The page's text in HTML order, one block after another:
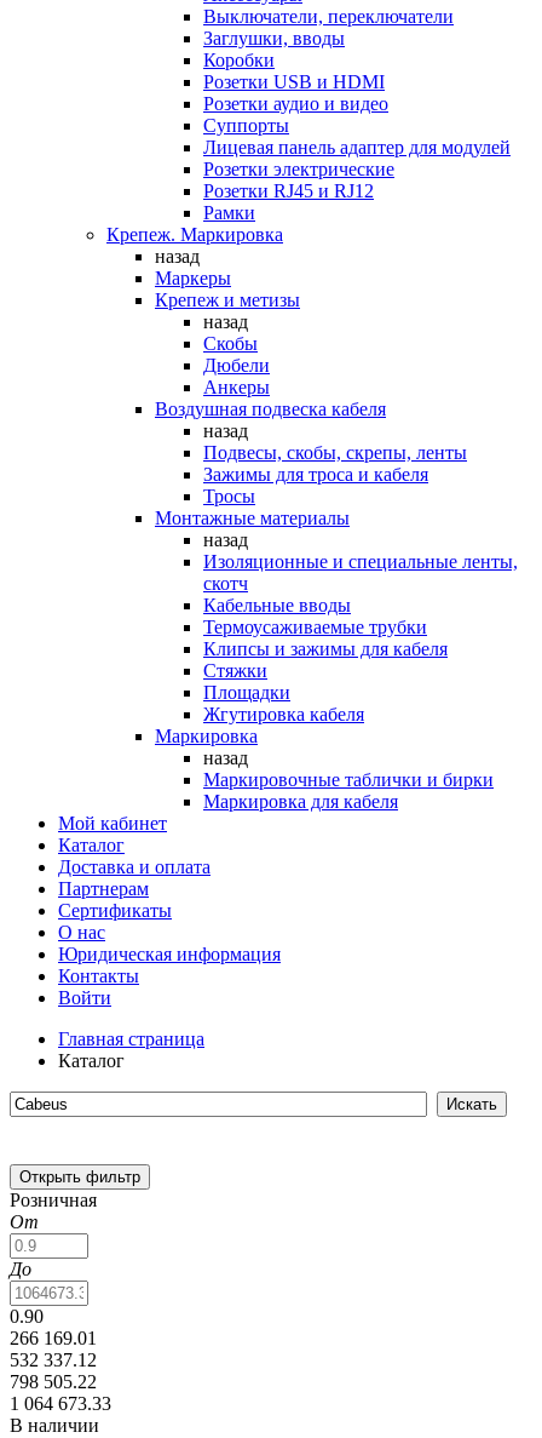
Выключатели, переключатели
Заглушки, вводы
Коробки
Розетки USB и HDMI
Розетки аудио и видео
Суппорты
Лицевая панель адаптер для модулей
Розетки электрические
Розетки RJ45 и RJ12
Рамки
Крепеж. Маркировка
назад
Маркеры
Крепеж и метизы
назад
Скобы
Дюбели
Анкеры
Воздушная подвеска кабеля
назад
Подвесы, скобы, скрепы, ленты
Зажимы для троса и кабеля
Тросы
Монтажные материалы
назад
Изоляционные и специальные ленты,
скотч
Кабельные вводы
Термоусаживаемые трубки
Клипсы и зажимы для кабеля
Стяжки
Площадки
Жгутировка кабеля
Маркировка
назад
Маркировочные таблички и бирки
Маркировка для кабеля
Мой кабинет
Каталог
Доставка и оплата
Партнерам
Сертификаты
О нас
Юридическая информация
Контакты
Войти
Главная страница
Каталог
Открыть фильтр
Розничная
От
До
0.90
266 169.01
532 337.12
798 505.22
1 064 673.33
В наличии